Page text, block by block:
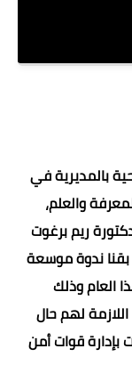
بالمديرية في
والعلم،
ريم برغوت
بقنا ندوة موسعة
العام وذلك
لهم حال
بإدارة قوات أمن